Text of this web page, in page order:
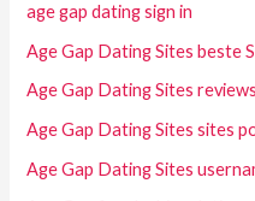
age gap dating sign in
Age Gap Dating Sites beste
Age Gap Dating Sites reviews
Age Gap Dating Sites sites
Age Gap Dating Sites